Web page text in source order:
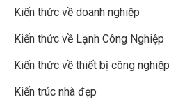
Kiến thức về doanh nghiệp
Kiến thức về Lạnh Công Nghiệp
Kiến thức về thiết bị công nghiệp
Kiến trúc nhà đẹp